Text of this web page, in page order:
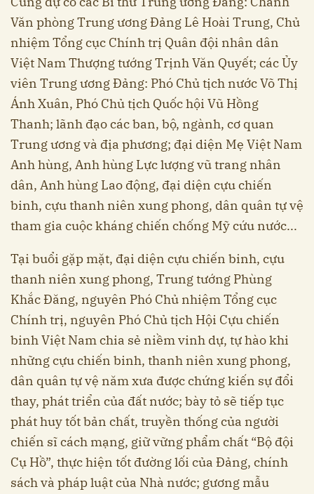
Văn phòng Trung ương Đảng Lê Hoài Trung, Chủ
nhiệm Tổng cục Chính trị Quân đội nhân dân
Việt Nam Thượng tướng Trịnh Văn Quyết; các Ủy
viên Trung ương Đảng: Phó Chủ tịch nước Võ Thị
Ánh Xuân, Phó Chủ tịch Quốc hội Vũ Hồng
Thanh; lãnh đạo các ban, bộ, ngành, cơ quan
Trung ương và địa phương; đại diện Mẹ Việt Nam
Anh hùng, Anh hùng Lực lượng vũ trang nhân
dân, Anh hùng Lao động, đại diện cựu chiến
binh, cựu thanh niên xung phong, dân quân tự vệ
tham gia cuộc kháng chiến chống Mỹ cứu nước...
Tại buổi gặp mặt, đại diện cựu chiến binh, cựu
thanh niên xung phong, Trung tướng Phùng
Khắc Đăng, nguyên Phó Chủ nhiệm Tổng cục
Chính trị, nguyên Phó Chủ tịch Hội Cựu chiến
binh Việt Nam chia sẻ niềm vinh dự, tự hào khi
những cựu chiến binh, thanh niên xung phong,
dân quân tự vệ năm xưa được chứng kiến sự đổi
thay, phát triển của đất nước; bày tỏ sẽ tiếp tục
phát huy tốt bản chất, truyền thống của người
chiến sĩ cách mạng, giữ vững phẩm chất “Bộ đội
Cụ Hồ”, thực hiện tốt đường lối của Đảng, chính
sách và pháp luật của Nhà nước; gương mẫu